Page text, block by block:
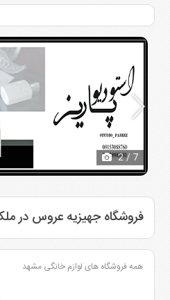
2/ 7
فروشگاه جهیزیه عروس در
همه فروشگاه های لوازم خانگی مشهد